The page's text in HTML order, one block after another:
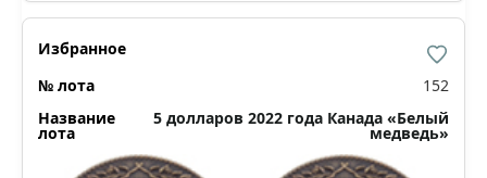
152
5 долларов 2022 года Канада «Белый
медведь»